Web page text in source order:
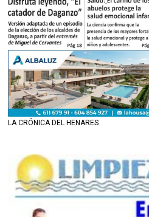
LA CRÓNICA DEL HENARES